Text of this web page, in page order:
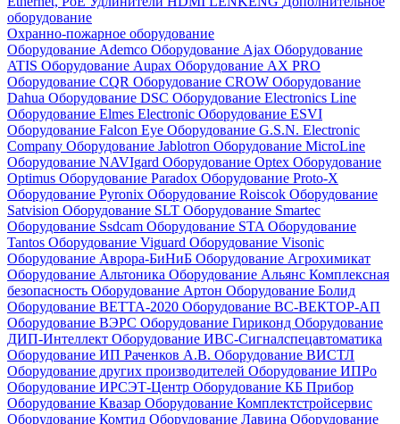
оборудование
Охранно-пожарное оборудование
Оборудование Ademco Оборудование Ajax Оборудование
ATIS Оборудование Aupax Оборудование AX PRO
Оборудование CQR Оборудование CROW Оборудование
Dahua Оборудование DSC Оборудование Electronics Line
Оборудование Elmes Electronic Оборудование ESVI
Оборудование Falcon Eye Оборудование G.S.N. Electronic
Company Оборудование Jablotron Оборудование MicroLine
Оборудование NAVIgard Оборудование Optex Оборудование
Optimus Оборудование Paradox Оборудование Proto-X
Оборудование Pyronix Оборудование Roiscok Оборудование
Satvision Оборудование SLT Оборудование Smartec
Оборудование Ssdcam Оборудование STA Оборудование
Tantos Оборудование Viguard Оборудование Visonic
Оборудование Аврора-БиНиБ Оборудование Агрохимикат
Оборудование Альтоника Оборудование Альянс Комплексная
безопасность Оборудование Артон Оборудование Болид
Оборудование ВЕТТА-2020 Оборудование ВС-ВЕКТОР-АП
Оборудование ВЭРС Оборудование Гириконд Оборудование
ДИП-Интеллект Оборудование ИВС-Сигналспецавтоматика
Оборудование ИП Раченков А.В. Оборудование ВИСТЛ
Оборудование других производителей Оборудование ИПРо
Оборудование ИРСЭТ-Центр Оборудование КБ Прибор
Оборудование Квазар Оборудование Комплектстройсервис
Оборудование Комтид Оборудование Лавина Оборудование